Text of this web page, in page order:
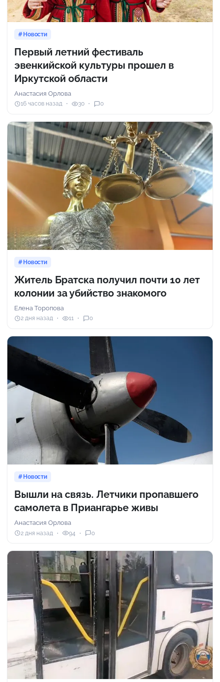
Новости
Первый летний фестиваль
эвенкийской культуры прошел в
Иркутской области
Анастасия Орлова
16 часов назад 30 0
Новости
Житель Братска получил почти 10 лет
колонии за убийство знакомого
Елена Торопова
2 дня назад 11 0
Новости
Вышли на связь. Летчики пропавшего
самолета в Приангарье живы
Анастасия Орлова
2 дня назад 94 0